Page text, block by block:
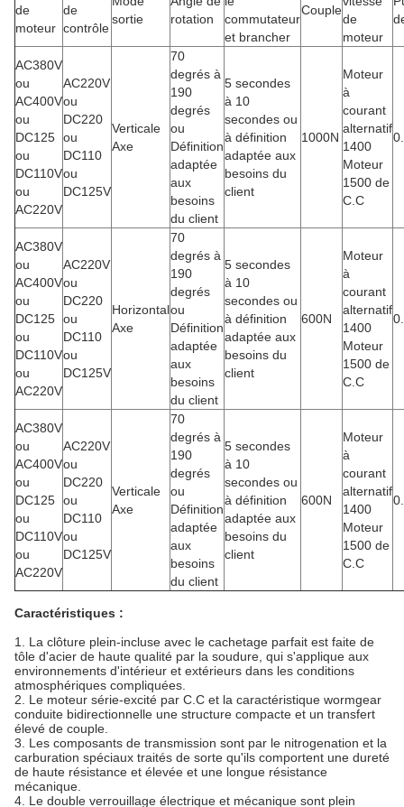
de
moteur
de
contrôle
sortie
rotation
commutateur
et brancher
Couple
de
moteur
AC380V
ou
AC400V
ou
DC125
ou
DC110V
ou
AC220V
AC220V
ou
DC220
ou
DC110
ou
DC125V
Verticale
Axe
70
degrés à
190
degrés
ou
Définition
adaptée
aux
besoins
du client
5 secondes
à 10
secondes ou
à définition
adaptée aux
besoins du
client
1000N
Moteur
à
courant
alternatif
1400
Moteur
1500 de
C.C
AC380V
ou
AC400V
ou
DC125
ou
DC110V
ou
AC220V
AC220V
ou
DC220
ou
DC110
ou
DC125V
Horizontal
Axe
70
degrés à
190
degrés
ou
Définition
adaptée
aux
besoins
du client
5 secondes
à 10
secondes ou
à définition
adaptée aux
besoins du
client
600N
Moteur
à
courant
alternatif
1400
Moteur
1500 de
C.C
AC380V
ou
AC400V
ou
DC125
ou
DC110V
ou
AC220V
AC220V
ou
DC220
ou
DC110
ou
DC125V
Verticale
Axe
70
degrés à
190
degrés
ou
Définition
adaptée
aux
besoins
du client
5 secondes
à 10
secondes ou
à définition
adaptée aux
besoins du
client
600N
Moteur
à
courant
alternatif
1400
Moteur
1500 de
C.C
Caractéristiques :
1. La clôture plein-incluse avec le cachetage parfait est faite de
tôle d'acier de haute qualité par la soudure, qui s'applique aux
environnements d'intérieur et extérieurs dans les conditions
atmosphériques compliquées.
2. Le moteur série-excité par C.C et la caractéristique wormgear
conduite bidirectionnelle une structure compacte et un transfert
élevé de couple.
3. Les composants de transmission sont par le nitrogenation et la
carburation spéciaux traités de sorte qu'ils comportent une dureté
de haute résistance et élevée et une longue résistance
mécanique.
4. Le double verrouillage électrique et mécanique sont plein